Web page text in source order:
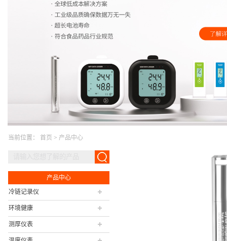
当前位置： 首页 > 产品中心
产品中心
冷链记录仪
环境健康
测厚仪表